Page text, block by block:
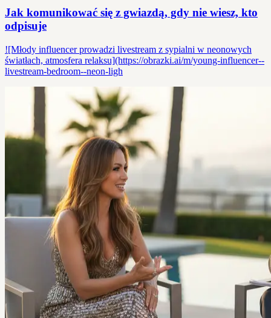
Jak komunikować się z gwiazdą, gdy nie wiesz, kto
odpisuje
![Młody influencer prowadzi livestream z sypialni w neonowych
światłach, atmosfera relaksu](https://obrazki.ai/m/young-influencer--
livestream-bedroom--neon-ligh